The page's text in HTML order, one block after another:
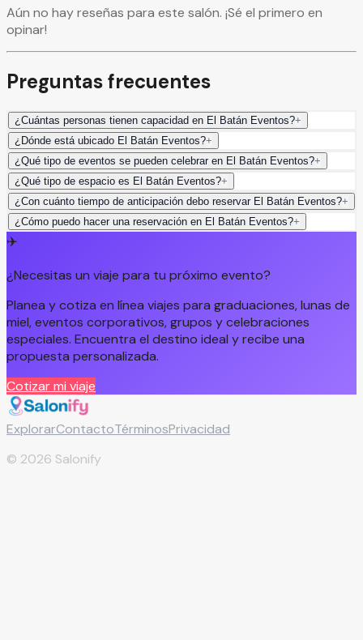
Aún no hay reseñas para este salón. ¡Sé el primero en
opinar!
Preguntas frecuentes
¿Cuántas personas tienen capacidad en El Batán Eventos?+
¿Dónde está ubicado El Batán Eventos?+
¿Qué tipo de eventos se pueden celebrar en El Batán Eventos?+
¿Qué tipo de espacio es El Batán Eventos?+
¿Con cuánto tiempo de anticipación debo reservar El Batán Eventos?+
¿Cómo puedo hacer una reservación en El Batán Eventos?+
✈️
¿Necesitas un viaje para tu próximo evento?
Planea y cotiza en línea viajes para graduaciones, lunas de
miel, eventos corporativos, grupos y celebraciones
especiales. Encuentra el destino ideal y recibe una
propuesta personalizada.
Cotizar mi viaje
ExplorarContactoTérminosPrivacidad
© 2026 Salonify